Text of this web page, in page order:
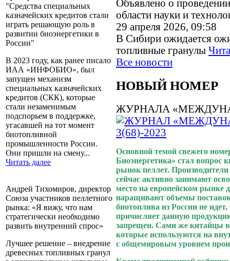
"Средства специальных
казначейских кредитов стали
играть решающую роль в
развитии биоэнергетики в
России"
В 2023 году, как ранее писало
ИАА «ИНФОБИО», был
запущен механизм
специальных казначейских
кредитов (СКК), которые
стали незаменимым
подспорьем в поддержке,
угасавшей на тот момент
биотопливной
промышленности России.
Они пришли на смену...
Читать далее
Андрей Тихомиров, директор
Союза участников пеллетного
рынка: «Я вижу, что нам
стратегически необходимо
развить внутренний спрос»
Лучшее решение – внедрение
древесных топливных гранул
Объявлено о
области науки и
29 апреля 2026, 09:58
В Сибири ожидается
топливные гранулы
Все новости
НОВЫЙ НОМЕР
ЖУРНАЛА
Основной темой свежего
Биоэнергетика» стал вопрос
рынок пеллет.
сейчас активно занимают
место на европейском рынке
наращивают объемы
биотоплива из России не
причисляет данную
запрещен. Сами же китайцы
которые используются на
с общемировым уровнем